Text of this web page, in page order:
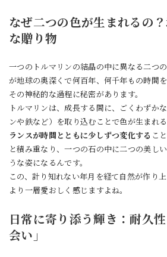
なぜ二つの色が生まれるの
な贈り物
一つのトルマリンの結晶の中に異なる二つ
が地球の奥深くで何百年、何千年もの時間
その神秘的な過程に秘密があります。
トルマリンは、成長する間に、ごくわずか
ンや鉄など）を取り込むことで色が生まれ
ランスが時間とともに少しずつ変化する こ
と積み重なり、一つの石の中に二つの美し
うな姿になるんです。
この、計り知れない年月を経て自然が作り
より一層愛おしく感じますよね。
日常に寄り添う輝き：耐久
会い」